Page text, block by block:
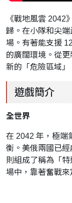
《戰地風雲 2042
歸。在小隊和尖
場。有著能支援
的廣闊環境。從
新的「危險區域」
遊戲簡介
全世界
在 2042 年，極端
衡。美俄兩國已
則組成了稱為「
場中，靠著奮戰來